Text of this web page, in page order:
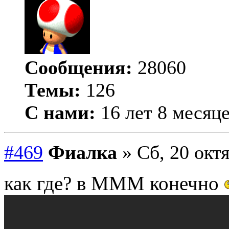
Сообщения: 28060
Темы: 126
С нами: 16 лет 8
#469 Фиалка » Сб, 20
как где? в МММ конечно